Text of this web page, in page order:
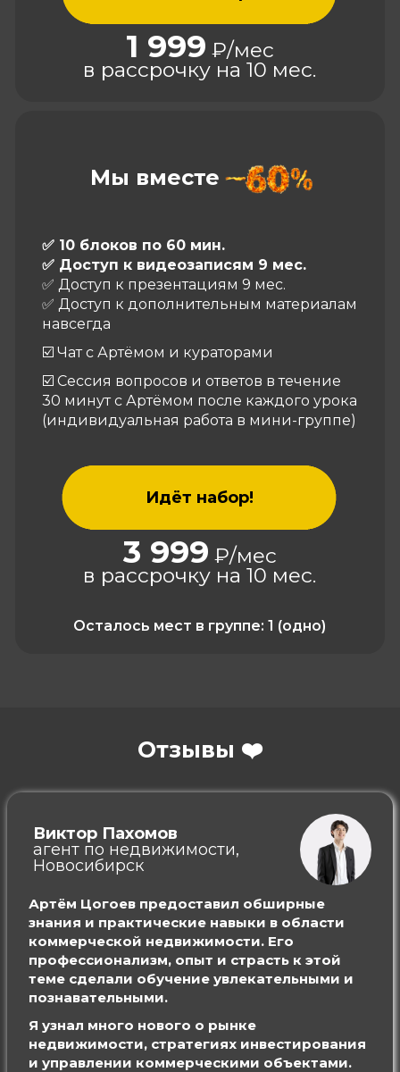
1 999 ₽/мес
в рассрочку на 10 мес.
Мы вместе
✅ 10 блоков по 60 мин.
✅ Доступ к видеозаписям 9 мес.
✅ Доступ к презентациям 9 мес.
✅ Доступ к дополнительным материалам
навсегда
☑️ Чат с Артёмом и кураторами
☑️ Сессия вопросов и ответов в течение
30 минут с Артёмом после каждого урока
(индивидуальная работа в мини-группе)
Идёт набор!
3 999 ₽/мес
в рассрочку на 10 мес.
Осталось мест в группе: 1 (одно)
Отзывы ❤️
Виктор Пахомов
агент по недвижимости,
Новосибирск
Артём Цогоев предоставил обширные
знания и практические навыки в области
коммерческой недвижимости. Его
профессионализм, опыт и страсть к этой
теме сделали обучение увлекательными и
познавательными.
Я узнал много нового о рынке
недвижимости, стратегиях инвестирования
и управлении коммерческими объектами.